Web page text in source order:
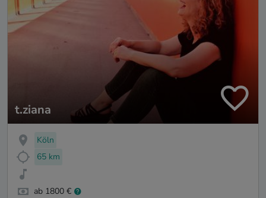
t.ziana
Köln
65 km
ab 1800 €